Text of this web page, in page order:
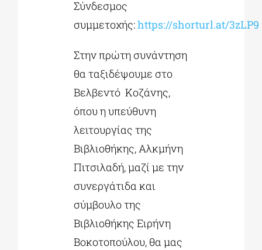
Σύνδεσμος
συμμετοχής:https://shorturl.at/3zLP9
Στην πρώτη συνάντηση
θα ταξιδέψουμε στο
Βελβεντό Κοζάνης,
όπου η υπεύθυνη
λειτουργίας της
Βιβλιοθήκης, Αλκμήνη
Πιτσιλαδή, μαζί με την
συνεργάτιδα και
σύμβουλο της
Βιβλιοθήκης Ειρήνη
Βοκοτοπούλου, θα μας